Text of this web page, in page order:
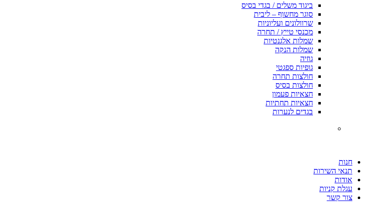
ביגוד משלים / בגדי בסיס
סוגר מחשוף – ליבית
שרוולונים ועליוניות
מכנסי טייץ / תחרה
שמלות אלגנטיות
שמלות הנקה
גוזיה
גופיות ספגטי
חולצות תחרה
חולצות בסיס
חצאיות פעמון
חצאיות תחתיות
בגדים לנערות
חנות
תנאי השירות
אודות
עגלת קניות
צור קשר